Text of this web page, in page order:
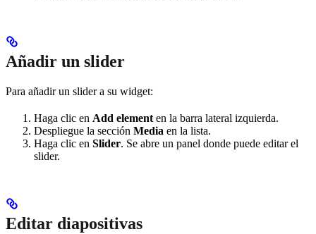
Añadir un slider
Para añadir un slider a su widget:
Haga clic en Add element en la barra lateral izquierda.
Despliegue la sección Media en la lista.
Haga clic en Slider. Se abre un panel donde puede editar el
slider.
Editar diapositivas